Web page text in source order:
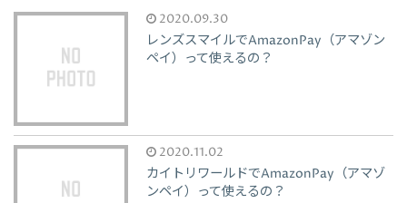
2020.09.30
レンズスマイルでAmazonPay（アマゾン
ペイ）って使えるの？
2020.11.02
カイトリワールドでAmazonPay（アマゾ
ンペイ）って使えるの？